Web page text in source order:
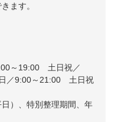
ます。
～19:00 土日祝／
／9:00～21:00 土日祝
）、特別整理期間、年